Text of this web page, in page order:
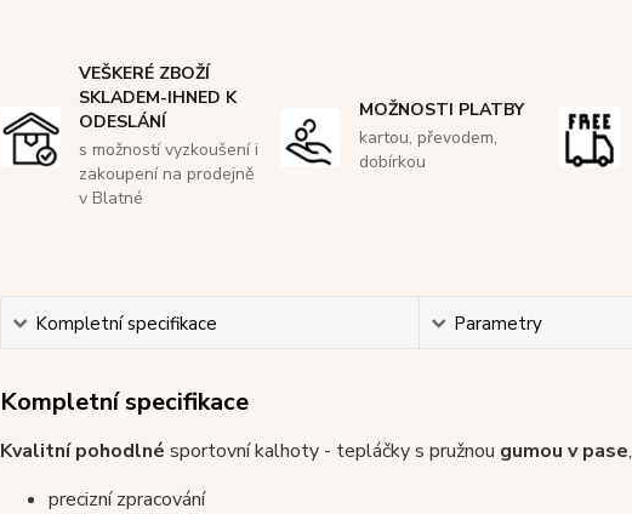
VEŠKERÉ ZBOŽÍ
SKLADEM-IHNED K
ODESLÁNÍ
s možností vyzkoušení i
zakoupení na prodejně
v Blatné
MOŽNOSTI PLATBY
kartou, převodem,
dobírkou
Kompletní specifikace Parametry
Kompletní specifikace
Kvalitní pohodlné sportovní kalhoty - tepláčky s pružnou gumou v pase,
precizní zpracování